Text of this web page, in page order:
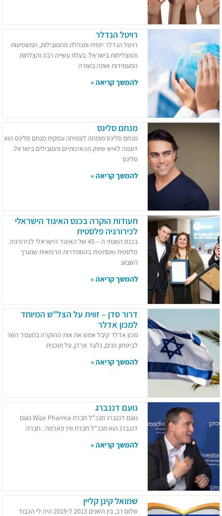
רויטל הנדלר
רויטל הנדלר יזמית ומנהלת מהמובילות, המשפיעות
והמצליחות בישראל. בעלת עשייה רבה והצלחות
המעמידות אותה בשורה
להמשך קריאה »
מנחם סלינס
מנחם סלינס מומחה לצמיחה עסקית מנחם סלינס הוא
דוגמה לאיש שיווק מהאיכותיים והמובילים בישראל.
סלינס
להמשך קריאה »
תעודות הוקרה בכנס האיגוד הישראלי
לכירורגיה פלסטית
בכנס השנתי ה – 45 של האיגוד הישראלי לכירורגיה
פלסטית ואסתטית בהסתדרות הרפואית שנערך
השבוע
להמשך קריאה »
דרור סדן – זווית על הצל"ש המיוחד
למכון אדלר
מכון אדלר קיבל אמש את אות ההוקרה במעמד השר
לביטחון פנים, גלעד ארדן, על תוכנית
להמשך קריאה »
נועם דננברג
נועם דננברג מנכ"ל חברת Wize Pharma נועם
דננברג הוא מנכ"ל חברת וויז פארמה . חברה
להמשך קריאה »
שמואל קינן קליין
שלום רב, בין השנים 2013 ל-2019 היה לי הכבוד